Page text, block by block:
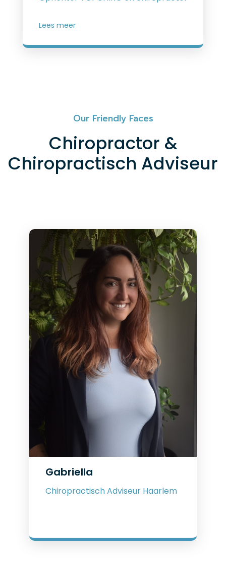
Lees meer
Our Friendly Faces
Chiropractor &
Chiropractisch Adviseur
Gabriella
Chiropractisch Adviseur Haarlem